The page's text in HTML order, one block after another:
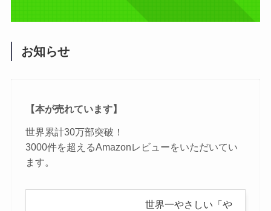
お知らせ
【本が売れています】
世界累計30万部突破！
3000件を超えるAmazonレビューをいただいてい
ます。
世界一やさしい「や